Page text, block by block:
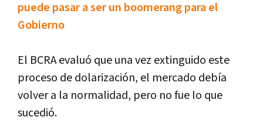
puede pasar a ser un boomerang para el
Gobierno
El BCRA evaluó que una vez extinguido este
proceso de dolarización, el mercado debí­a
volver a la normalidad, pero no fue lo que
sucedió.